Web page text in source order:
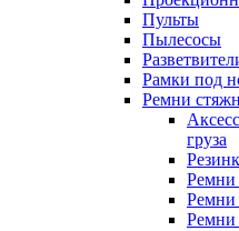
Пульты
Пылесосы
Рамки под
Ремни
груза
Ремни
Ремни
Ремни